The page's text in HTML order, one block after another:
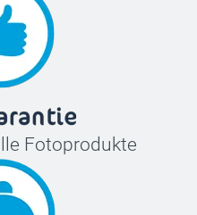
Fotoprodukte